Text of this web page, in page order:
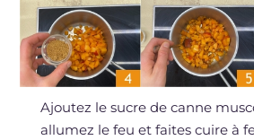
Ajoutez le sucre de canne
allumez le feu et faites cuire à